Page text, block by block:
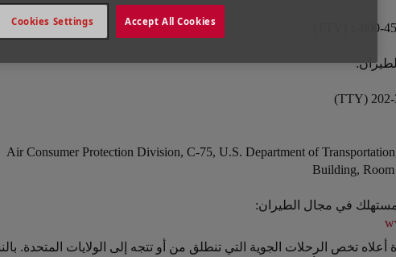
Air Consumer Protection Division, C-75, U.S. Department of
Building,
في مجال الطيران:
تخص الرحلات الجوية التي تنطلق من أو تتجه إلى الولايات المتحدة.
Accept All Cookies
Cookies Settings